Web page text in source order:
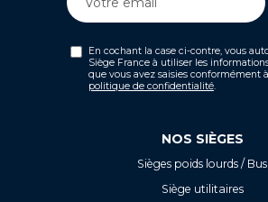
En cochant la case ci-contre, vous
Siège France à utiliser les
que vous avez saisies conformément
politique de confidentialité
NOS SIÈGES
Sièges poids lourds / Bus
Siège utilitaires